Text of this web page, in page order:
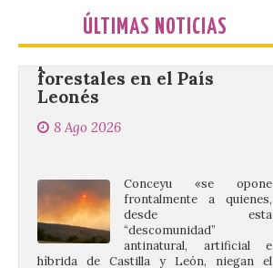
ÚLTIMAS NOTICIAS
Leonés
8 Ago 2026
híbrida de Castilla y León, niegan el
cambio climático y anteponen el fomento
de la tauromaquia a una prevención real
de los incendios. Conceyu Pais Llionés
vuelve a […]